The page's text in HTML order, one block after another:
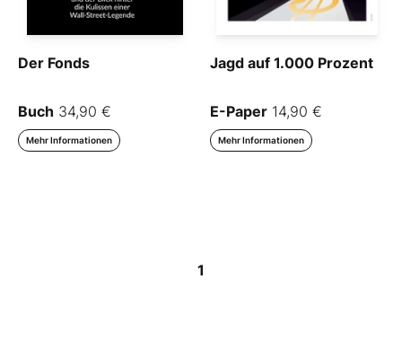
Der Fonds
Buch 34,90 €
Mehr Informationen
Jagd auf 1.000 Prozent
E-Paper 14,90 €
Mehr Informationen
1